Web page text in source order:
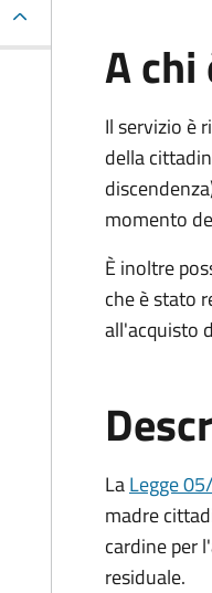
A
Il servizio è
della
momento
È inoltre
che è stato
all'acquisto
LaLegge
madre
cardine per
residuale.